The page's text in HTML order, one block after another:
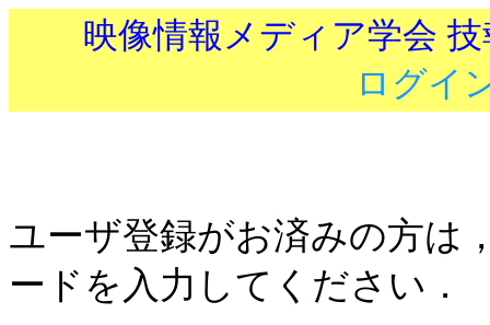
映像情報メディア学会
ログイ
ユーザ登録がお済みの方は
ードを入力してください．